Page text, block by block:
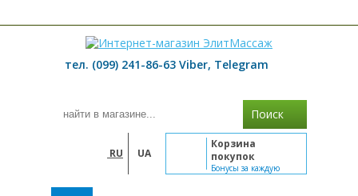
тел. (099) 241-86-63 Viber, Telegram
Поиск
RU UA
Корзина
покупок
Бонусы за каждую
покупку